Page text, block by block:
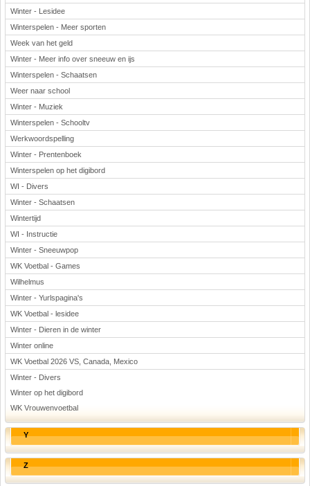
Winter - Lesidee
Winterspelen - Meer sporten
Week van het geld
Winter - Meer info over sneeuw en ijs
Winterspelen - Schaatsen
Weer naar school
Winter - Muziek
Winterspelen - Schooltv
Werkwoordspelling
Winter - Prentenboek
Winterspelen op het digibord
WI - Divers
Winter - Schaatsen
Wintertijd
WI - Instructie
Winter - Sneeuwpop
WK Voetbal - Games
Wilhelmus
Winter - Yurlspagina's
WK Voetbal - lesidee
Winter - Dieren in de winter
Winter online
WK Voetbal 2026 VS, Canada, Mexico
Winter - Divers
Winter op het digibord
WK Vrouwenvoetbal
Y
Z